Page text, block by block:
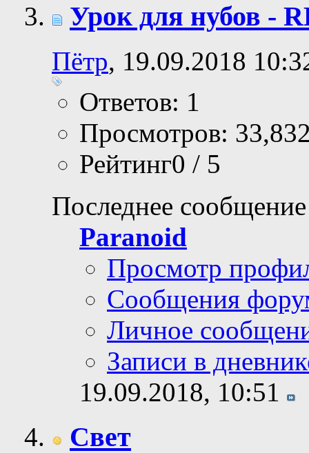
Урок для нубов -
Пётр, 19.09.2018
Ответов: 1
Просмотров:
Рейтинг0 / 5
Последнее
Paranoid
Просмотр
Сообщения
Личное
Записи в
19.09.2018, 10:51
Свет